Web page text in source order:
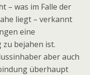
– was im Falle der
liegt – verkannt
eine
bejahen ist.
aber auch
überhaupt